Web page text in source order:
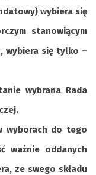
wybiera się
stanowiącym
wybiera się tylko –
wybrana Rada
wyborach do tego
ważnie oddanych
ze swego składu